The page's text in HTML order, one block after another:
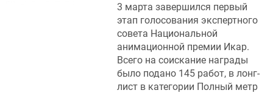
3 марта завершился первый
этап голосования экспертного
совета Национальной
анимационной премии Икар.
Всего на соискание награды
было подано 145 работ, в лонг-
лист в категории Полный метр